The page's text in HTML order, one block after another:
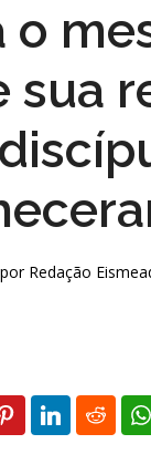
o
por Redação